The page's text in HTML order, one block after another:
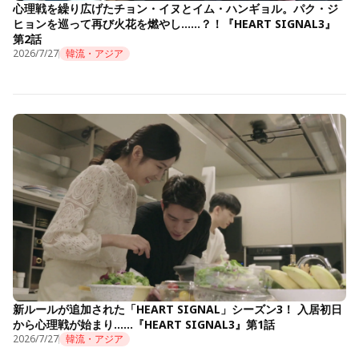
心理戦を繰り広げたチョン・イヌとイム・ハンギョル。パク・ジ
ヒョンを巡って再び火花を燃やし……？！『HEART SIGNAL3』
第2話
2026/7/27 韓流・アジア
新ルールが追加された「HEART SIGNAL」シーズン3！ 入居初日
から心理戦が始まり……『HEART SIGNAL3』第1話
2026/7/27 韓流・アジア